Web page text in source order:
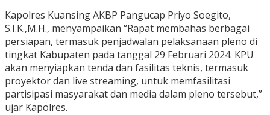
Kapolres Kuansing AKBP Pangucap Priyo Soegito,
S.I.K.,M.H., menyampaikan “Rapat membahas berbagai
persiapan, termasuk penjadwalan pelaksanaan pleno di
tingkat Kabupaten pada tanggal 29 Februari 2024. KPU
akan menyiapkan tenda dan fasilitas teknis, termasuk
proyektor dan live streaming, untuk memfasilitasi
partisipasi masyarakat dan media dalam pleno tersebut,”
ujar Kapolres.